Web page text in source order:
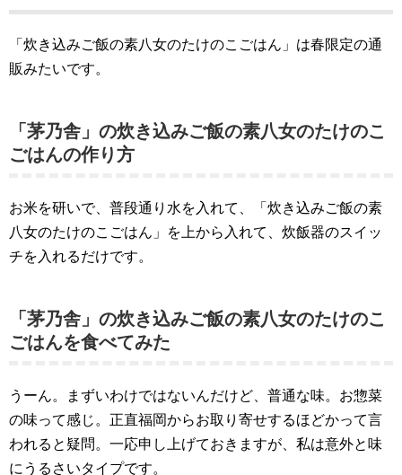
「炊き込みご飯の素八女のたけのこごはん」は春限定の通
販みたいです。
「茅乃舎」の炊き込みご飯の素八女のたけのこ
ごはんの作り方
お米を研いで、普段通り水を入れて、「炊き込みご飯の素
八女のたけのこごはん」を上から入れて、炊飯器のスイッ
チを入れるだけです。
「茅乃舎」の炊き込みご飯の素八女のたけのこ
ごはんを食べてみた
うーん。まずいわけではないんだけど、普通な味。お惣菜
の味って感じ。正直福岡からお取り寄せするほどかって言
われると疑問。一応申し上げておきますが、私は意外と味
にうるさいタイプです。